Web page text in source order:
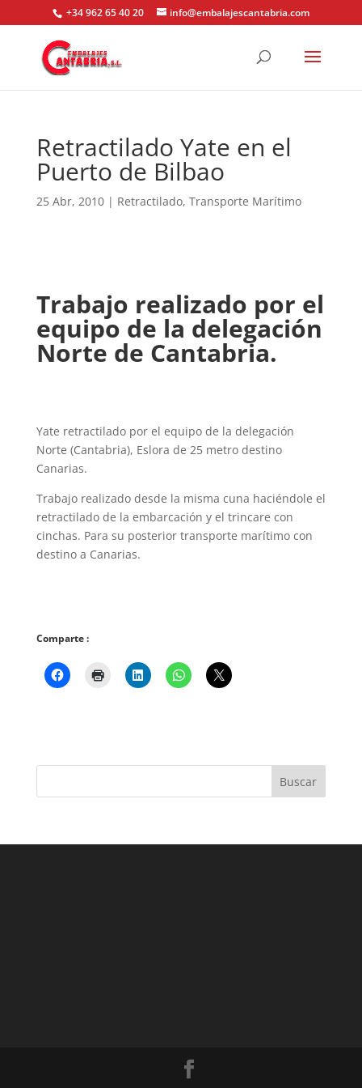
+34 962 65 40 20 info@embalajescantabria.com
Retractilado Yate en el
Puerto de Bilbao
25 Abr, 2010| Retractilado, Transporte Marítimo
Trabajo realizado por el
equipo de la delegación
Norte de Cantabria.
Yate retractilado por el equipo de la delegación
Norte (Cantabria), Eslora de 25 metro destino
Canarias.
Trabajo realizado desde la misma cuna haciéndole el
retractilado de la embarcación y el trincare con
cinchas. Para su posterior transporte marítimo con
destino a Canarias.
Comparte :